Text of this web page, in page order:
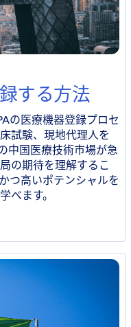
する方法
の医療機器登録プロセ
試験、現地代理人を
中国医療技術市場が急
の期待を理解するこ
つ高いポテンシャルを
べます。